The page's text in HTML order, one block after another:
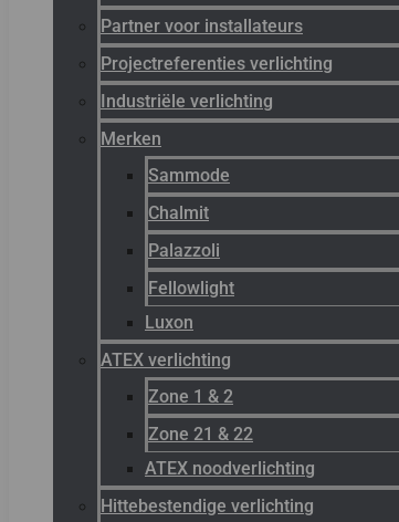
Partner voor installateurs
Projectreferenties verlichting
Industriële verlichting
Merken
Sammode
Chalmit
Palazzoli
Fellowlight
Luxon
ATEX verlichting
Zone 1 & 2
Zone 21 & 22
ATEX noodverlichting
Hittebestendige verlichting